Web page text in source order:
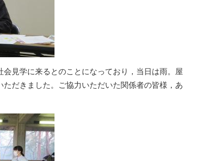
見学に来るとのことになっており，当日は雨。屋
だきました。ご協力いただいた関係者の皆様，あ